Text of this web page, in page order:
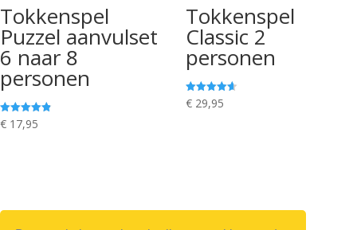
Tokkenspel
Puzzel aanvulset
6 naar 8
personen
Gewaardeerd
4.88
€ 17,95
Tokkenspel
Classic 2
personen
Gewaardeer
d
€29,95